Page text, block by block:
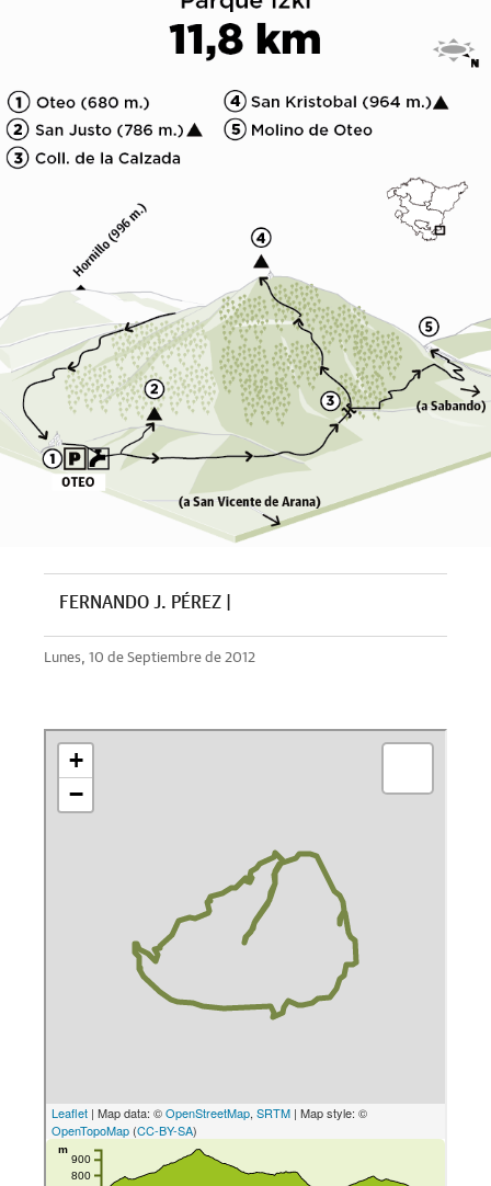
FERNANDO J. PÉREZ |
Lunes, 10 de Septiembre de 2012